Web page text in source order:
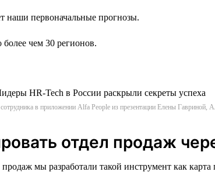
наши первоначальные прогнозы.
чем 30 регионов.
в приложении Alfa People из презентации Елены Гавриной,
отдел продаж
мы разработали такой инструмент как